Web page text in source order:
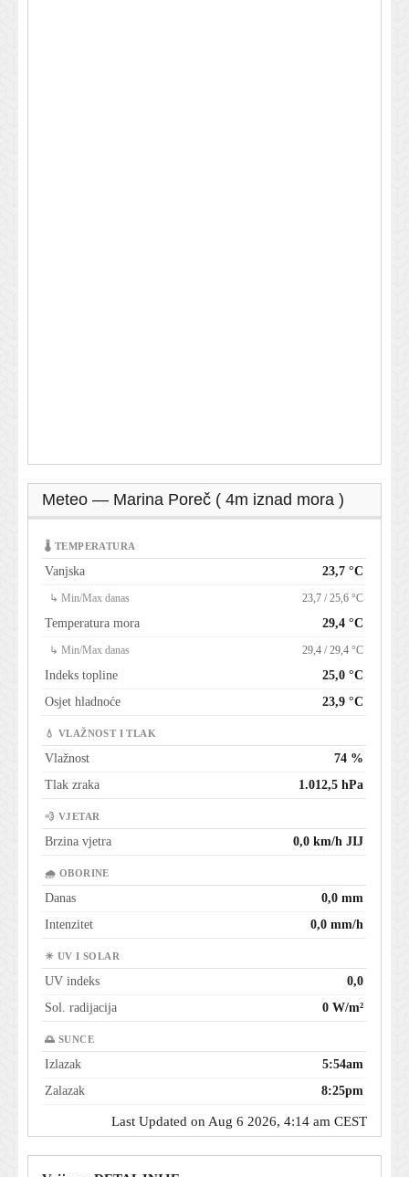
Meteo — Marina Poreč ( 4m iznad mora )
🌡 TEMPERATURA
Vanjska 23,7 °C
↳ Min/Max danas 23,7 / 25,6 °C
Temperatura mora 29,4 °C
↳ Min/Max danas 29,4 / 29,4 °C
Indeks topline
25,0 °C
Osjet hladnoće
23,9 °C
💧 VLAŽNOST I TLAK
Vlažnost
74 %
Tlak zraka
1.012,5 hPa
💨 VJETAR
Brzina vjetra 0,0 km/h JIJ
🌧 OBORINE
Danas
0,0 mm
Intenzitet
0,0 mm/h
☀ UV I SOLAR
UV indeks
0,0
Sol. radijacija
0 W/m²
🌅 SUNCE
Izlazak
5:54am
Zalazak
8:25pm
Last Updated on Aug 6 2026, 4:14 am CEST